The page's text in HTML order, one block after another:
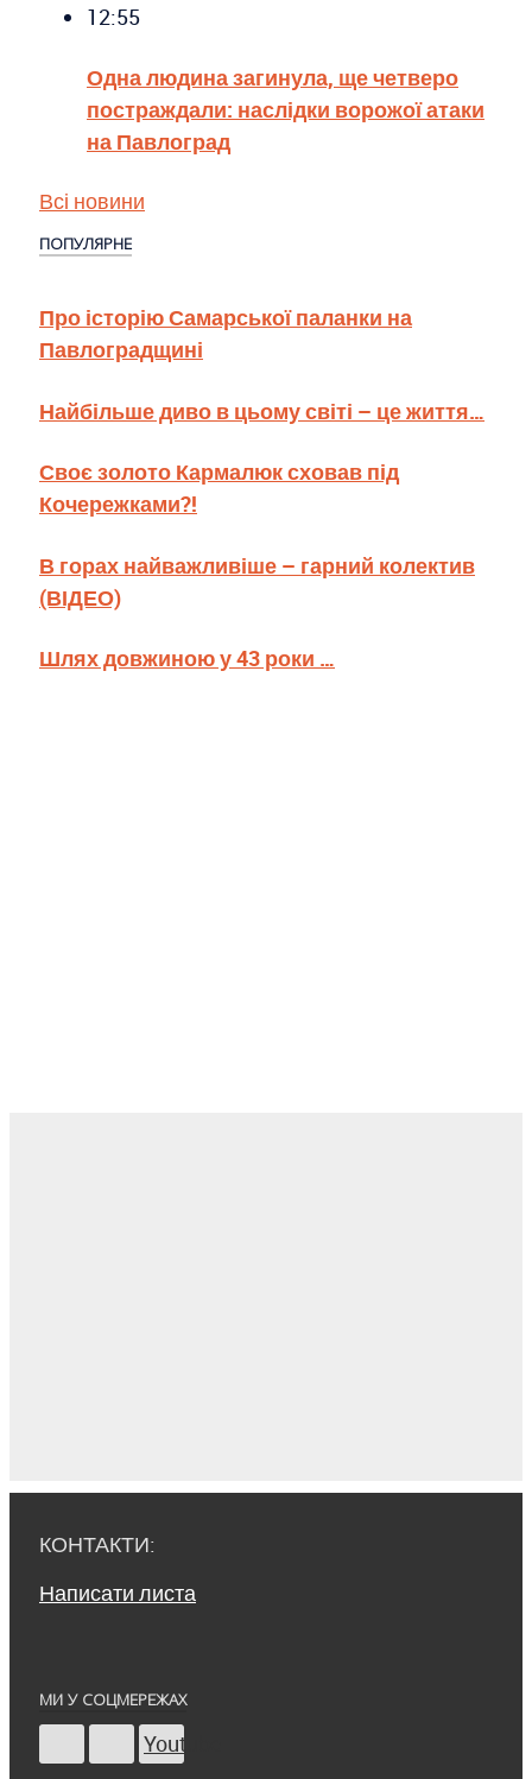
12:55
Одна людина загинула, ще четверо
постраждали: наслідки ворожої атаки
на Павлоград
Всі новини
ПОПУЛЯРНЕ
Про історію Самарської паланки на
Павлоградщині
Найбільше диво в цьому світі – це життя…
Своє золото Кармалюк сховав під
Кочережками?!
В горах найважливіше – гарний колектив
(ВІДЕО)
Шлях довжиною у 43 роки …
КОНТАКТИ:
Написати листа
МИ У СОЦМЕРЕЖАХ
Youtube